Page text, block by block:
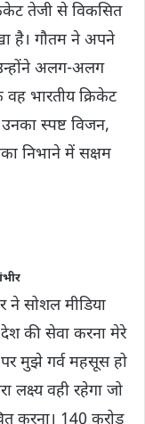
तेजी से विकसित
है। गौतम ने अपने
अलग-अलग
वह भारतीय क्रिकेट
स्पष्ट विजन,
निभाने में सक्षम
ने सोशल मीडिया
की सेवा करना मेरे
पर मुझे गर्व महसूस हो
लक्ष्य वही रहेगा जो